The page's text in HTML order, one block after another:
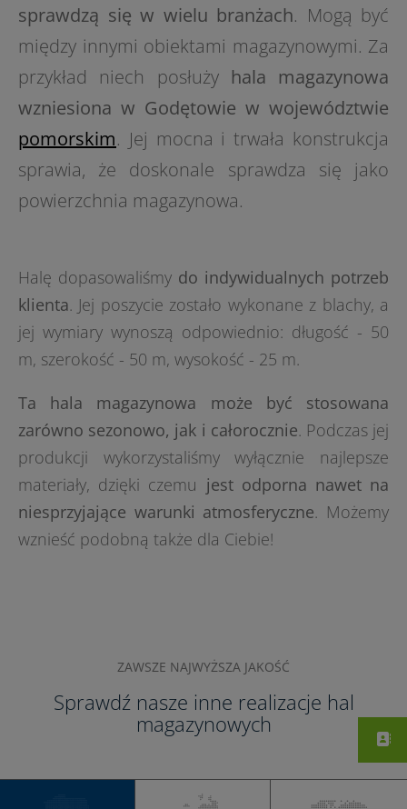
sprawdzą się w wielu branżach. Mogą być
między innymi obiektami magazynowymi. Za
przykład niech posłuży hala magazynowa
wzniesiona w Godętowie w województwie
pomorskim. Jej mocna i trwała konstrukcja
sprawia, że doskonale sprawdza się jako
powierzchnia magazynowa.
Halę dopasowaliśmy do indywidualnych potrzeb
klienta. Jej poszycie zostało wykonane z blachy, a
jej wymiary wynoszą odpowiednio: długość - 50
m, szerokość - 50 m, wysokość - 25 m.
Ta hala magazynowa może być stosowana
zarówno sezonowo, jak i całorocznie. Podczas jej
produkcji wykorzystaliśmy wyłącznie najlepsze
materiały, dzięki czemu jest odporna nawet na
niesprzyjające warunki atmosferyczne. Możemy
wznieść podobną także dla Ciebie!
ZAWSZE NAJWYŻSZA JAKOŚĆ
Sprawdź nasze inne realizacje hal
magazynowych